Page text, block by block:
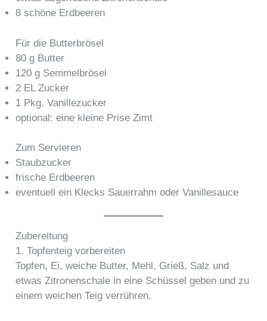
8 schöne Erdbeeren
Für die Butterbrösel
80 g Butter
120 g Semmelbrösel
2 EL Zucker
1 Pkg. Vanillezucker
optional: eine kleine Prise Zimt
Zum Servieren
Staubzucker
frische Erdbeeren
eventuell ein Klecks Sauerrahm oder Vanillesauce
Zubereitung
1. Topfenteig vorbereiten
Topfen, Ei, weiche Butter, Mehl, Grieß, Salz und
etwas Zitronenschale in eine Schüssel geben und zu
einem weichen Teig verrühren.